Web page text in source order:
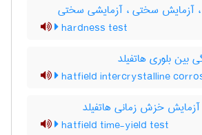
سختی ، آزمایشی سختی
hardness test
بین بلوری هاتفیلد
hatfield intercrystalline
آزمایش خزش زمانی هاتفیلد
hatfield time-yield test